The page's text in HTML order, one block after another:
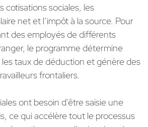
cotisations sociales, les
net et l’impôt à la source. Pour
des employés de différents
le programme détermine
taux de déduction et génère des
frontaliers.
ont besoin d'être saisie une
ce qui accélère tout le processus